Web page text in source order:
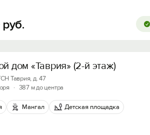
руб.
дом «Таврия» (2-й этаж)
Таврия, д. 47
· 387 м до центра
Мангал Детская площадка